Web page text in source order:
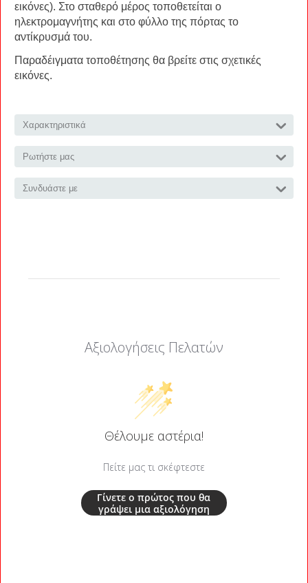
εικόνες). Στο σταθερό μέρος τοποθετείται ο
ηλεκτρομαγνήτης και στο φύλλο της πόρτας το
αντίκρυσμά του.
Παραδέιγματα τοποθέτησης θα βρείτε στις σχετικές
εικόνες.
Χαρακτηριστικά
Ρωτήστε μας
Συνδυάστε με
Αξιολογήσεις Πελατών
Θέλουμε αστέρια!
Πείτε μας τι σκέφτεστε
Γίνετε ο πρώτος που θα
γράψει μια αξιολόγηση